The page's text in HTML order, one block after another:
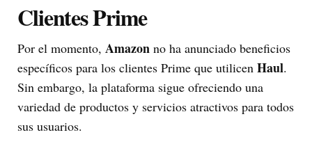
Clientes Prime
Por el momento, Amazon no ha anunciado beneficios
específicos para los clientes Prime que utilicen Haul.
Sin embargo, la plataforma sigue ofreciendo una
variedad de productos y servicios atractivos para todos
sus usuarios.